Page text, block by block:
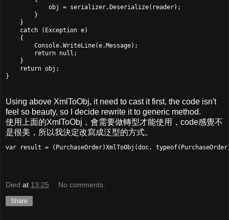
            obj = serializer.Deserialize(reader);
        }
    }
    catch (Exception e)
    {
        Console.WriteLine(e.Message);
        return null;
    }
    return obj;
Using above XmlToObj, it need to cast it first, the code isn't
feel so beauty, so I decide rewrite it to generic method.
使用上面的XmlToObj，會需要做轉型才能使用，code感覺不
是很美，所以我決定改寫成泛型的方式。
Died at 13:25 No comments:
Share